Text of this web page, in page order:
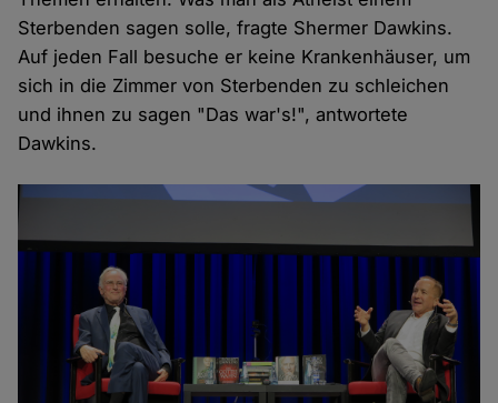
Sterbenden sagen solle, fragte Shermer Dawkins.
Auf jeden Fall besuche er keine Krankenhäuser, um
sich in die Zimmer von Sterbenden zu schleichen
und ihnen zu sagen "Das war's!", antwortete
Dawkins.